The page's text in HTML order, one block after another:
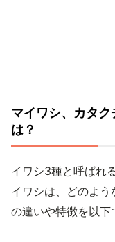
マイワシ、カタ
は？
イワシ3種と呼ばれ
イワシは、どのよ
の違いや特徴を以下